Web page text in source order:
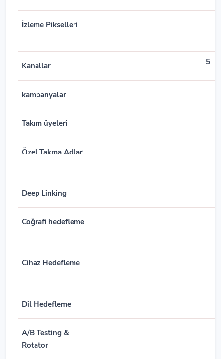
İzleme Pikselleri
Kanallar 5
kampanyalar
Takım üyeleri
Özel Takma Adlar
Deep Linking
Coğrafi hedefleme
Cihaz Hedefleme
Dil Hedefleme
A/B Testing &
Rotator